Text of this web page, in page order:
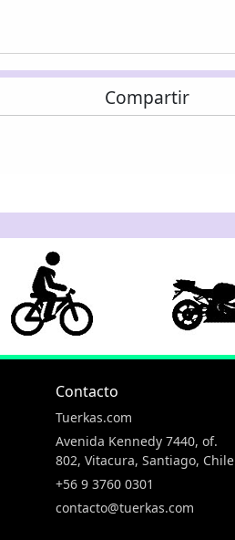
Compartir
Contacto
Tuerkas.com
Avenida Kennedy 7440, of.
802, Vitacura, Santiago, Chile
+56 9 3760 0301
contacto@tuerkas.com